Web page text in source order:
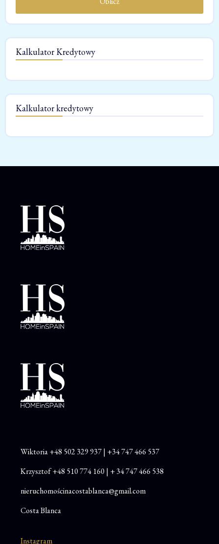
Kalkulator Kredytowy
Kalkulator kredytowy
Wiktoria+48 502 329 937| +34 747 466 537
Krzysztof+48 510 774 160 | + 34 747 466 538
nieruchomościnacostablanca@gmail.com
Costa Blanca
Instagram